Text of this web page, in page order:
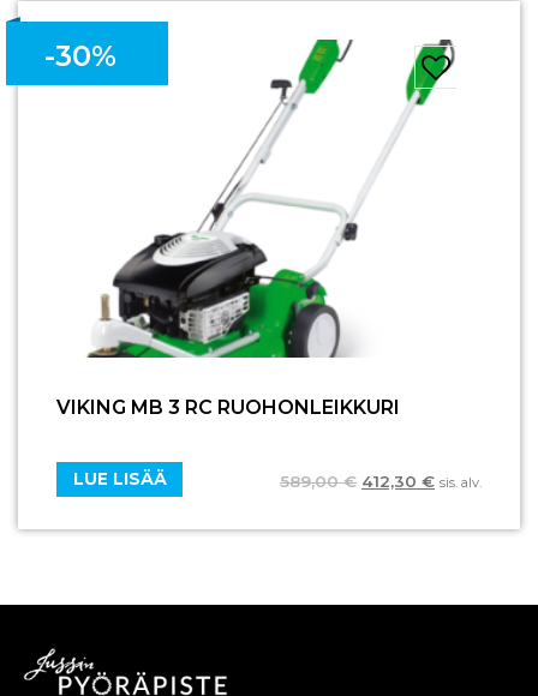
-30%
VIKING MB 3 RC RUOHONLEIKKURI
589,00€ 412,30 € sis. alv.
LUE LISÄÄ